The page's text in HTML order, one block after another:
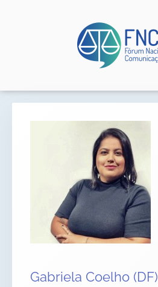
Gabriela Coelho (DF)